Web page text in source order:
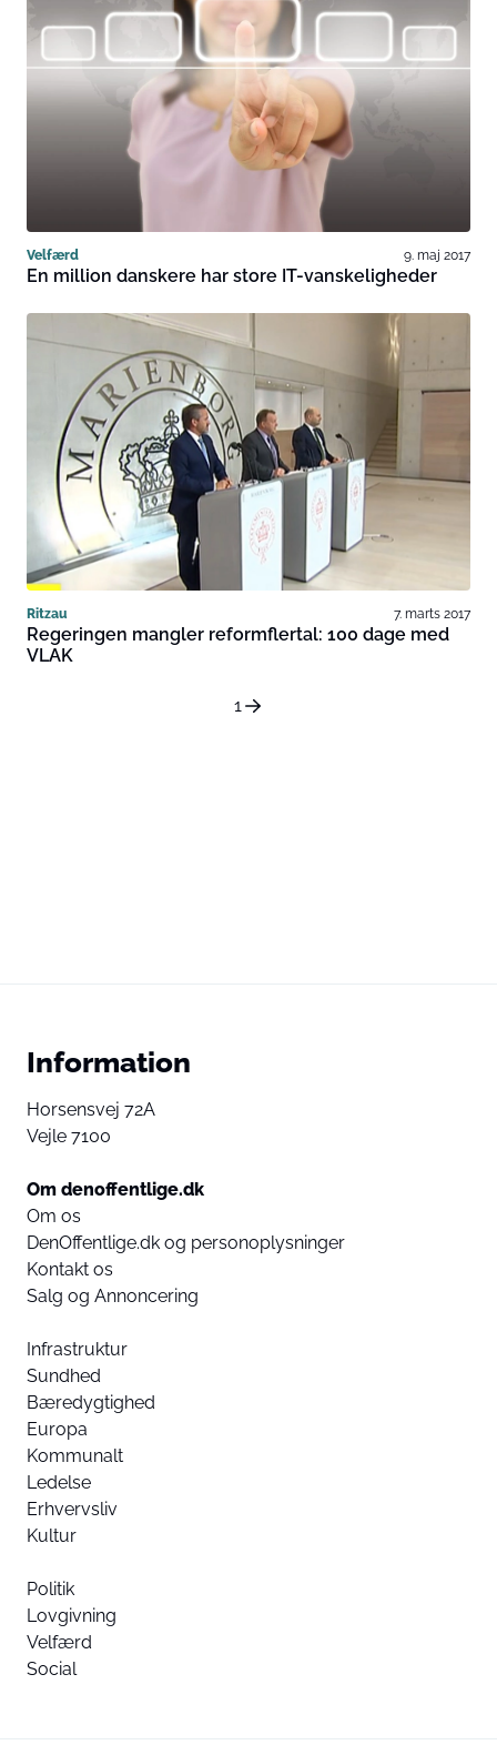
Velfærd 9. maj 2017
En million danskere har store IT-vanskeligheder
Ritzau 7. marts 2017
Regeringen mangler reformflertal: 100 dage med
VLAK
1
Information
Horsensvej 72A
Vejle 7100
Om denoffentlige.dk
Om os
DenOffentlige.dk og personoplysninger
Kontakt os
Salg og Annoncering
Infrastruktur
Sundhed
Bæredygtighed
Europa
Kommunalt
Ledelse
Erhvervsliv
Kultur
Politik
Lovgivning
Velfærd
Social